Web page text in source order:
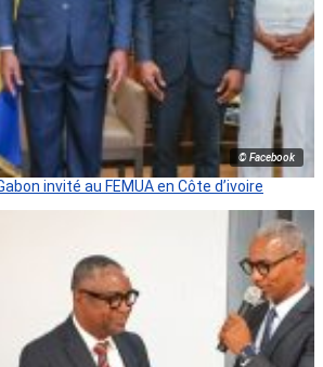
© Facebook
invité au FEMUA en Côte d’ivoire